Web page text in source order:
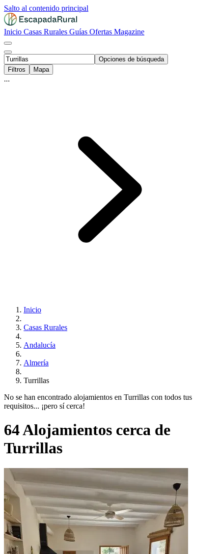
Salto al contenido principal
Inicio Casas Rurales Guías Ofertas Magazine
Opciones de búsqueda
Filtros
Mapa
...
Inicio
Casas Rurales
Andalucía
Almería
Turrillas
No se han encontrado alojamientos en Turrillas con todos tus
requisitos... ¡pero sí cerca!
64 Alojamientos cerca de
Turrillas